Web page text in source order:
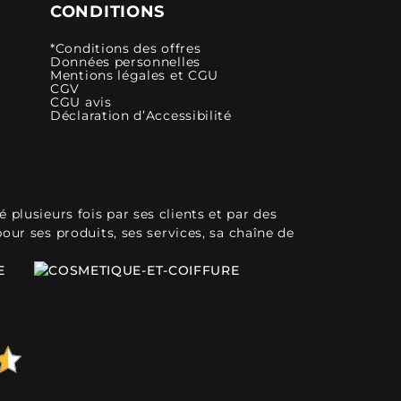
CONDITIONS
*Conditions des offres
Données personnelles
Mentions légales et CGU
CGV
CGU avis
Déclaration d’Accessibilité
plusieurs fois par ses clients et par des
ses produits, ses services, sa chaîne de